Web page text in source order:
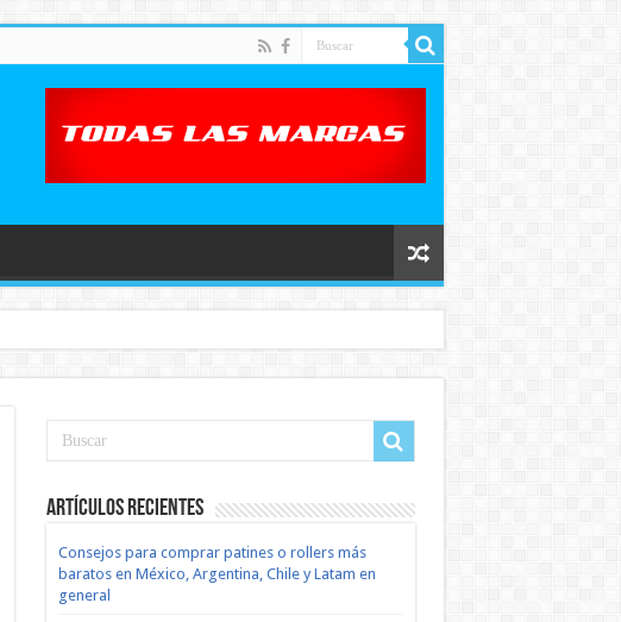
Artículos recientes
Consejos para comprar patines o rollers más
baratos en México, Argentina, Chile y Latam en
general